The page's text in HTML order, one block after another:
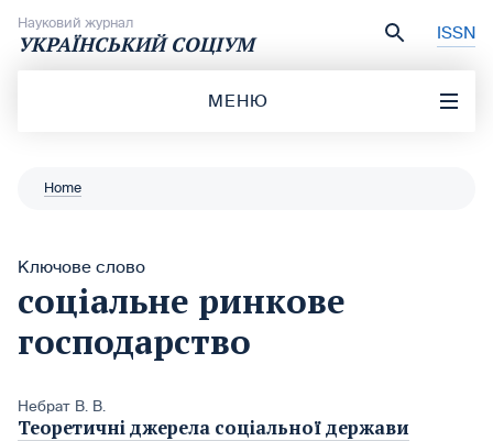
Науковий журнал
УКРАЇНСЬКИЙ СОЦІУМ ISSN
МЕНЮ
Home
Ключове слово
соціальне ринкове
господарство
Небрат В. В.
Теоретичні джерела соціальної держави